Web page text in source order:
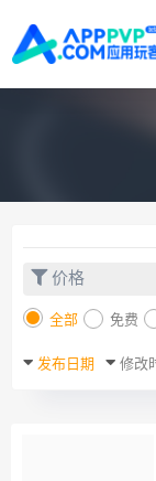
价格
全部 免费
发布日期 修改